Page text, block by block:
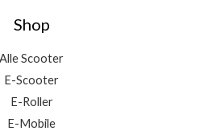
Shop
Alle Scooter
E-Scooter
E-Roller
E-Mobile